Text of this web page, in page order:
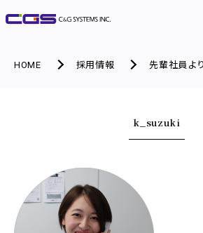
HOME 採用情報 先輩社員より
k_suzuki